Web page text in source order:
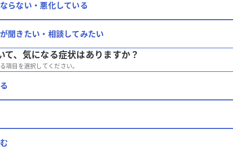
らない・悪化している
聞きたい・相談してみたい
、 気になる症状はありますか？
項目を選択してください。